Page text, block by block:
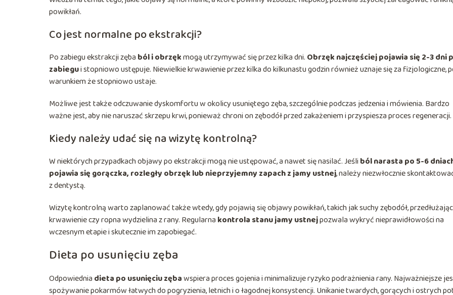
powikłań.
Co jest normalne po ekstrakcji?
Po zabiegu ekstrakcji zęba ból i obrzękmogą utrzymywać się przez kilka dni. Obrzęk najczęściej pojawia się 2-3 dni
zabiegui stopniowo ustępuje. Niewielkie krwawienie przez kilka do kilkunastu godzin również uznaje się za fizjologiczne,
warunkiem że stopniowo ustaje.
Możliwe jest także odczuwanie dyskomfortu w okolicy usuniętego zęba, szczególnie podczas jedzenia i mówienia. Bardzo
ważne jest, aby nie naruszać skrzepu krwi, ponieważ chroni on zębodół przed zakażeniem i przyspiesza proces regeneracji.
Kiedy należy udać się na wizytę kontrolną?
W niektórych przypadkach objawy po ekstrakcji mogą nie ustępować, a nawet się nasilać. Jeśli ból narasta po 5-6
pojawia się gorączka, rozległy obrzęk lub nieprzyjemny zapach z jamy ustnej, należy niezwłocznie
z dentystą.
Wizytę kontrolną warto zaplanować także wtedy, gdy pojawią się objawy powikłań, takich jak suchy zębodół,
krwawienie czy ropna wydzielina z rany. Regularna kontrola stanu jamy ustnejpozwala wykryć nieprawidłowości na
wczesnym etapie i skutecznie im zapobiegać.
Dieta po usunięciu zęba
Odpowiednia dieta po usunięciu zębawspiera proces gojenia i minimalizuje ryzyko podrażnienia rany. Najważniejsze
spożywanie pokarmów łatwych do pogryzienia, letnich i o łagodnej konsystencji. Unikanie twardych, gorących i ostrych